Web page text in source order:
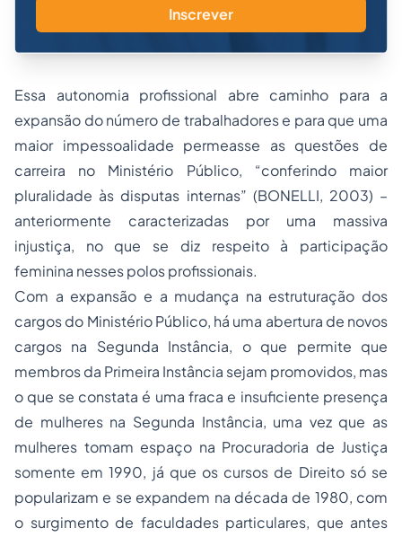
Inscrever
Essa autonomia profissional abre caminho para a
expansão do número de trabalhadores e para que uma
maior impessoalidade permeasse as questões de
carreira no Ministério Público, “conferindo maior
pluralidade às disputas internas” (BONELLI, 2003) –
anteriormente caracterizadas por uma massiva
injustiça, no que se diz respeito à participação
feminina nesses polos profissionais.
Com a expansão e a mudança na estruturação dos
cargos do Ministério Público, há uma abertura de novos
cargos na Segunda Instância, o que permite que
membros da Primeira Instância sejam promovidos, mas
o que se constata é uma fraca e insuficiente presença
de mulheres na Segunda Instância, uma vez que as
mulheres tomam espaço na Procuradoria de Justiça
somente em 1990, já que os cursos de Direito só se
popularizam e se expandem na década de 1980, com
o surgimento de faculdades particulares, que antes